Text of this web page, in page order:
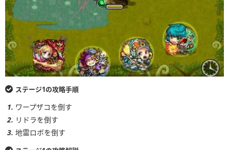
ステージ1の攻略手順
ワープザコを倒す
リドラを倒す
地雷ロボを倒す